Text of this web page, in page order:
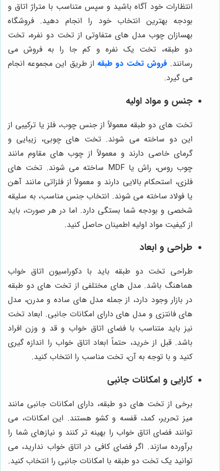
انتظارات خود آگاه باشید و سپس متناسب با متراژ اتاق و
بودجه بهترین انتخاب خود را انجام دهید. فروشگاه
بهسازان چوب مدل های متفاوتی از تخت دو نفره، تخت
دو طبقه، تخت یک نفره و کم جا را به فروش می
رسانند. فروش تخت دو طبقه از طریق این مجموعه انجام
می گیرد.
جنس و مواد اولیه
تخت های دو طبقه معمولاً از جنس چوب، فلز یا ترکیبی از
این دو ساخته می شوند. تخت های چوبی، زیبایی و
گرمای خاصی دارند و معمولاً از چوب های مقاوم مانند
چوب روس، راش یا MDF ساخته می شوند. تخت های
فلزی، استحکام بالایی دارند و معمولاً از فلزاتی مانند آهن
یا فولاد ساخته می شوند. انتخاب جنس مناسب، به سلیقه
شخصی و بودجه شما بستگی دارد. اما در هر صورت، باید
از کیفیت مواد اولیه اطمینان حاصل کنید.
طراحی و ابعاد
طراحی تخت دو طبقه باید با دکوراسیون اتاق خواب
هماهنگ باشد. مدل های مختلفی از تخت های دو طبقه
در بازار وجود دارد، از جمله مدل های ساده و مدرن، مدل
های فانتزی و مدل های دارای امکانات جانبی. ابعاد تخت
نیز باید متناسب با فضای اتاق خواب و قد و وزن افراد
باشد. قبل از خرید، حتماً ابعاد اتاق خواب را اندازه گیری
کنید و با توجه به آن، تخت مناسب را انتخاب کنید.
کارایی و امکانات جانبی
برخی از تخت های دو طبقه، دارای امکانات جانبی مانند
میز تحریر، کمد، قفسه و کشو هستند. این امکانات، می
توانند فضای اتاق خواب را بهینه تر کنند و نیازهای شما را
برآورده سازند. اگر فضای کافی در اتاق خواب ندارید، می
توانید یک تخت دو طبقه با امکانات جانبی را انتخاب کنید.